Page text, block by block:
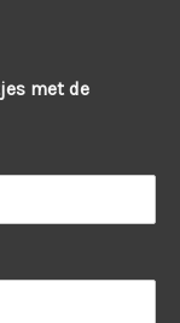
met de